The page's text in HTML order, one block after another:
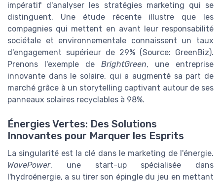
impératif d'analyser les stratégies marketing qui se
distinguent. Une étude récente illustre que les
compagnies qui mettent en avant leur responsabilité
sociétale et environnementale connaissent un taux
d'engagement supérieur de 29% (Source: GreenBiz).
Prenons l'exemple de BrightGreen, une entreprise
innovante dans le solaire, qui a augmenté sa part de
marché grâce à un storytelling captivant autour de ses
panneaux solaires recyclables à 98%.
Énergies Vertes: Des Solutions
Innovantes pour Marquer les Esprits
La singularité est la clé dans le marketing de l'énergie.
WavePower, une start-up spécialisée dans
l'hydroénergie, a su tirer son épingle du jeu en mettant